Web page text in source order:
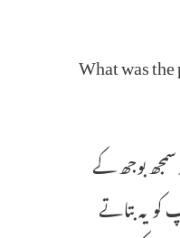
What was
بوجھ کے
کو یہ بتاتے